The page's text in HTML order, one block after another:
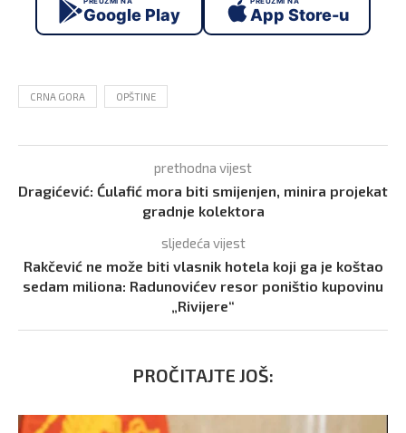
Google Play App Store-u
CRNA GORA OPŠTINE
prethodna vijest
Dragićević: Ćulafić mora biti smijenjen, minira projekat
gradnje kolektora
sljedeća vijest
Rakčević ne može biti vlasnik hotela koji ga je koštao
sedam miliona: Radunovićev resor poništio kupovinu
„Rivijere“
PROČITAJTE JOŠ: